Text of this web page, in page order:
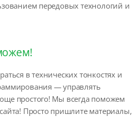
передовых технологий и
в технических тонкостях и
— управлять
простого! Мы всегда поможем
Просто пришлите материалы,